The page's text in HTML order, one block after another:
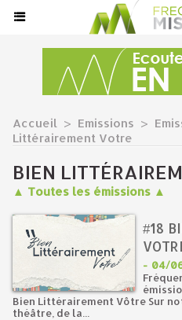
Accueil > Emissions >
Littérairement Votre
BIEN
▲ Toutes les émissions ▲
#18
- 04/
Bien Littérairement Vôtre Sur
théâtre, de la...